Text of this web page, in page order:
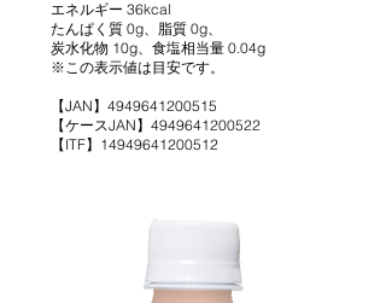
エネルギー 36kcal
たんぱく質 0g、脂質 0g、
炭水化物 10g、食塩相当量 0.04g
※この表示値は目安です。
【JAN】4949641200515
【ケースJAN】4949641200522
【ITF】14949641200512